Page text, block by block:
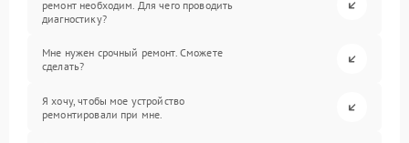
ремонт необходим. Для чего проводить
диагностику?
Мне нужен срочный ремонт. Сможете
сделать?
Я хочу, чтобы мое устройство
ремонтировали при мне.